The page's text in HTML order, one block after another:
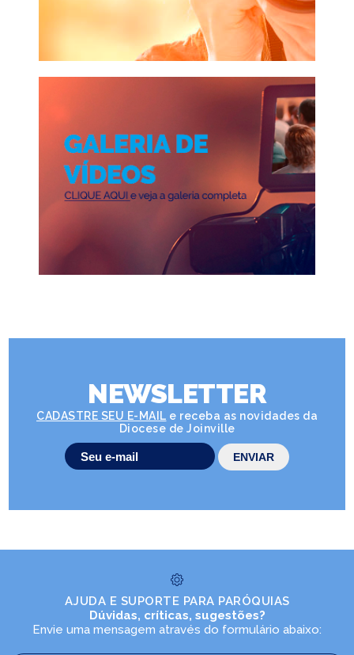
NEWSLETTER
CADASTRE SEU E-MAIL e receba as novidades da
Diocese de Joinville
AJUDA E SUPORTE PARA PARÓQUIAS
Dúvidas, críticas, sugestões?
Envie uma mensagem através do formulário abaixo: